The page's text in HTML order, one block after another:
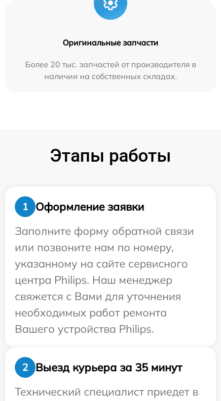
Оригинальные запчасти
Более 20 тыс. запчастей от производителя в
наличии на собственных складах.
Этапы работы
1
Оформление заявки
Заполните форму обратной связи
или позвоните нам по номеру,
указанному на сайте сервисного
центра Philips. Наш менеджер
свяжется с Вами для уточнения
необходимых работ ремонта
Вашего устройства Philips.
2
Выезд курьера за 35 минут
Технический специалист приедет в